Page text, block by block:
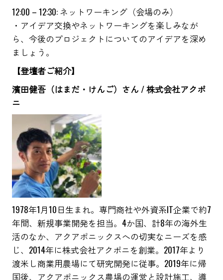
12:00 – 12:30: ネットワーキング（会場のみ）
・アイデア交換やネットワーキングを楽しみなが
ら、今後のプロジェクトについてのアイデアを深め
ましょう。
【登壇者ご紹介】
濱田健吾（はまだ・けんご）さん / 株式会社アクポ
ニ
1978年1月10日生まれ。専門商社や外資系IT企業で約7
年間、新規事業開発を担当。4か国、計8年の海外生
活のなか、アクアポニックスへの切実なニーズを感
じ、2014年に株式会社アクポニを創業。2017年より
渡米し商業用農場にて研究開発に従事。2019年に帰
国後、アクアポニックス農場の運営と設計施工、導